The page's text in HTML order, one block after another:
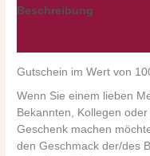
Beschreibung
Gutschein im Wert von
Wenn Sie einem lieben
Bekannten, Kollegen
Geschenk machen
den Geschmack der/des